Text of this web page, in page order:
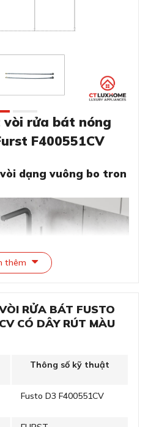
rửa bát nóng
F400551CV
dạng vuông bo tron
biểu tượng cho
thêm
RỬA BÁT FUSTO
CÓ DÂY RÚT MÀU
Thông số kỹ thuật
Fusto D3 F400551CV